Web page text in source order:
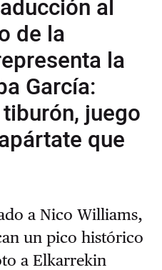
al
de la
la
García:
juego
que
a Nico Williams,
un pico histórico
a Elkarrekin